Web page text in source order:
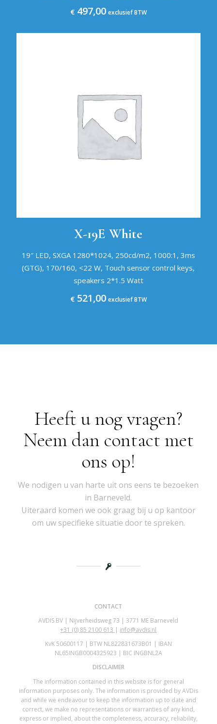
€497,00 exclusief BTW
X-19E White
19″ LED, SXGA 1280*1024, 250cd/m2, 1000:1, 3ms
(GTG), 170/160, <22 W, Touch sensor control keys,
speakers 2*1.5 Watt
€521,00 exclusief BTW
Heeft u nog vragen?
Neem dan contact met
ons op!
We nodigen u van harte uit ons eens te bezoeken
in Barneveld.
Uiteraard komen we ook graag bij u op kantoor
om uw specifieke situatie door te spreken.
CONTACT
AVDIS BV | Nijverheidsweg 73 | 3771 ME Barneveld
+31 (0) 85 2100 613 | info@avdis.nl
KvK 50600117 | BTW NL822831673B01 | IBAN
NL65INGB0004325923 | BIC INGBNL2A
DISCLAIMER
The information contained in this website is for general
information purposes only. The information is provided by AVDis
and while we endeavour to keep the information up to date and
correct, we make no representations or warranties of any kind,
express or implied, about the completeness, accuracy, reliability,